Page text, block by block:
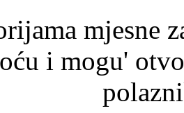
mjesne
i mogu'